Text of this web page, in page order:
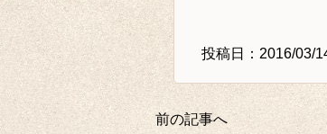
投稿日：2016/03/
前の記事へ